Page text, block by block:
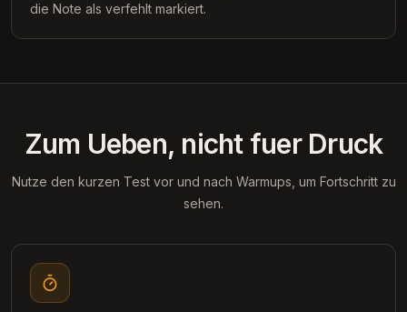
die Note als verfehlt markiert.
Zum Ueben, nicht fuer Druck
Nutze den kurzen Test vor und nach Warmups, um Fortschritt zu
sehen.